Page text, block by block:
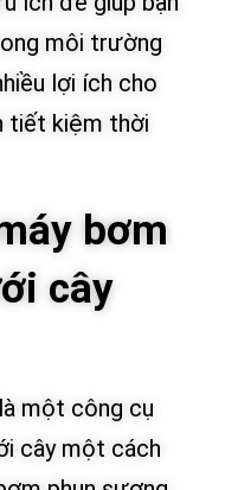
môi trường
lợi ích cho
tiết kiệm thời
bơm
cây
một công cụ
cây một cách